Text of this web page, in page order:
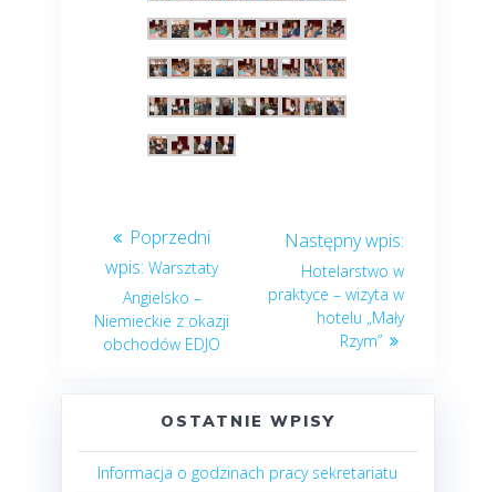
Warsztaty
Angielsko –
Niemieckie z okazji
obchodów EDJO
Hotelarstwo w
praktyce – wizyta w
hotelu „Mały
Rzym”
OSTATNIE WPISY
Informacja o godzinach pracy sekretariatu